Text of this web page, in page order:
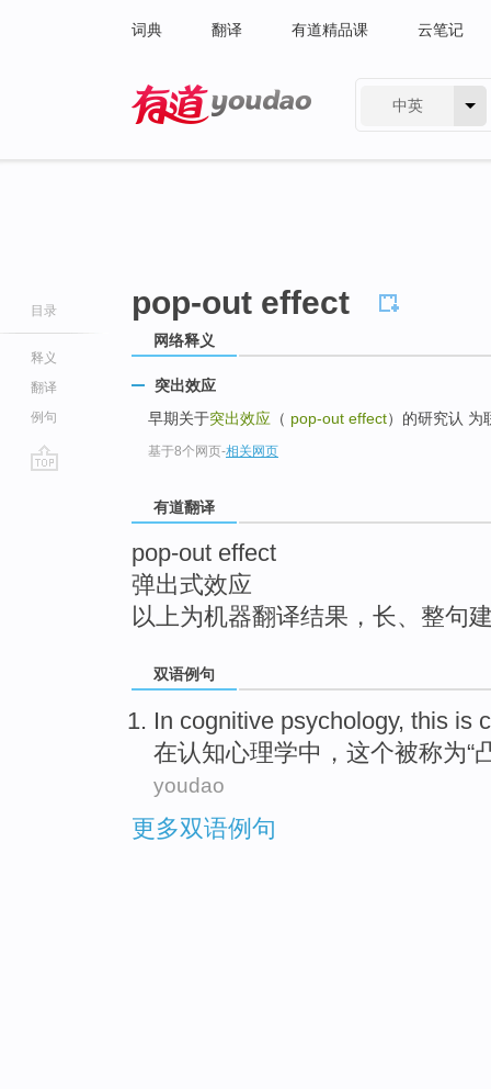
词典 翻译 有道精品课 云笔记
中英
目录
释义
翻译
例句
pop-out effect
网络释义
突出效应
早期关于突出效应 （ pop-out effect）的研究认 为
基于8个网页-相关网页
有道翻译
pop-out effect
弹出式效应
以上为机器翻译结果，长、整句
双语例句
In cognitive psychology, this is
在认知心理学中， 这个被称为“
youdao
更多双语例句